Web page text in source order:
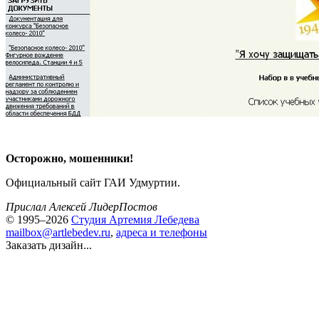
Осторожно, мошенники!
Официальный сайт ГАИ Удмуртии.
Прислал Алексей ЛидерПостов
© 1995–2026 Студия Артемия Лебедева
mailbox@artlebedev.ru, адреса и телефоны
Заказать дизайн...